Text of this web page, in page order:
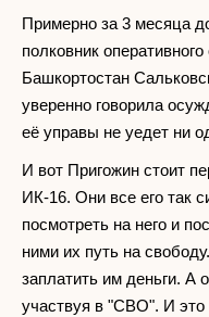
Примерно за 3 месяца
полковник
Башкортостан
уверенно говорила
её управы не уедет ни
И вот Пригожин стоит
ИК-16. Они все его так
посмотреть на него и
ними их путь на
заплатить им деньги. А
участвуя в "СВО". И это